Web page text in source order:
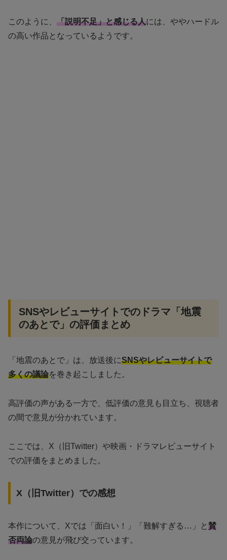
このように、 「説明不足」と感じる人には、ややハードル
の高い作品となっているようです。
SNSやレビューサイトでのドラマ「地震
のあとで」の評価まとめ
「地震のあとで」は、放送後にSNSやレビューサイトで
多くの議論を巻き起こしました。
高評価の声がある一方で、低評価の意見も目立ち、視聴者
の間で意見が分かれています。
ここでは、X（旧Twitter）や映画・ドラマレビューサイト
での評価をまとめました。
X（旧Twitter）での感想
本作について、Xでは「面白い！」「難解すぎる…」と 賛
否両論の意見が飛び交っています。